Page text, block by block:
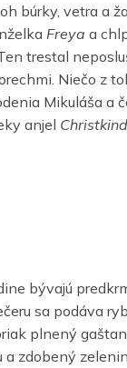
búrky, vetra a
Freya a
Ten trestal
Niečo z
Mikuláša a
anjel Christkind
bývajú
sa podáva
plnený
a zdobený